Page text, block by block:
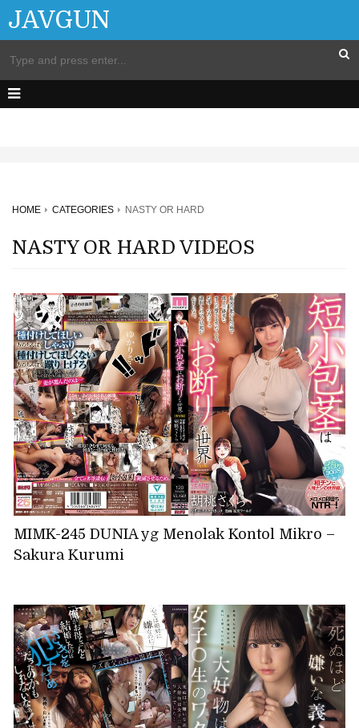
JAVGUN
HOME CATEGORIES NASTY OR HARD
NASTY OR HARD VIDEOS
MIMK-245 DUNIA yg Menolak Kontol Mikro –
Sakura Kurumi